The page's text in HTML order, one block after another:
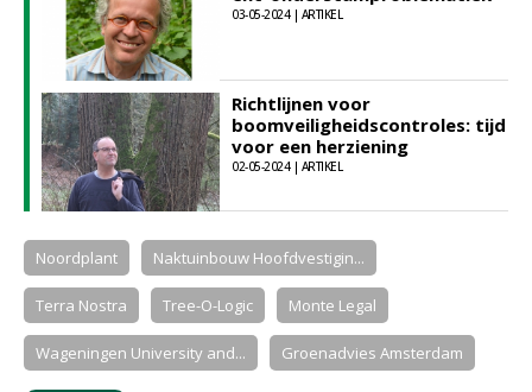
03-05-2024 | ARTIKEL
Richtlijnen voor
boomveiligheidscontroles: tijd
voor een herziening
02-05-2024 | ARTIKEL
Noordplant Naktuinbouw Hoofdvestigin...
Terra Nostra Tree-O-Logic Monte Legal
Wageningen University and... Groenadvies Amsterdam